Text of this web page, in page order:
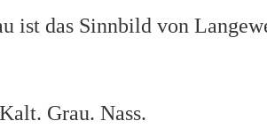
Grau. Nass.